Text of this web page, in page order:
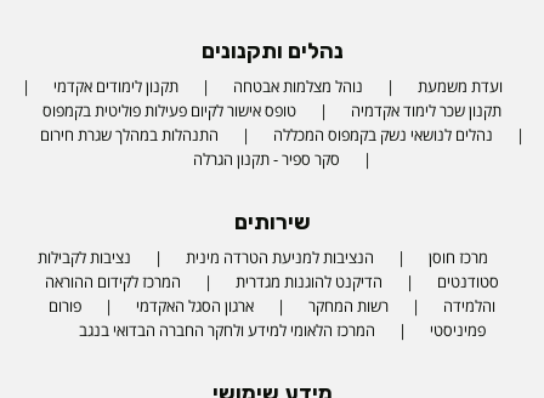
נהלים ותקנונים
ועדת משמעת נוהל מצלמות אבטחה
תקנון לימודים אקדמי
תקנון שכר לימוד אקדמיה
טופס אישור לקיום פעילות פוליטית בקמפוס
נהלים לנושאי נשק בקמפוס המכללה
התנהלות במהלך שגרת חירום
סקר ספיר - תקנון הגרלה
שירותים
מרכז חוסן הנציבות למניעת הטרדה מינית
נציבות לקבילות
סטודנטים
הדיקנט להוגנות מגדרית
המרכז לקידום ההוראה
והלמידה
רשות המחקר ארגון הסגל האקדמי
פורום
פמיניסטי
המרכז הלאומי למידע ולחקר החברה הבדואי בנגב